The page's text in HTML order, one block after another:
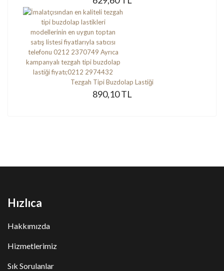
Tezgah Tipi Buzdolap Lastiği
890,10 TL
Hızlıca
Hakkımızda
Hizmetlerimiz
Sık Sorulanlar